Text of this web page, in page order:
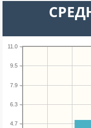
4.7
6.3
7.9
9.5
11.0